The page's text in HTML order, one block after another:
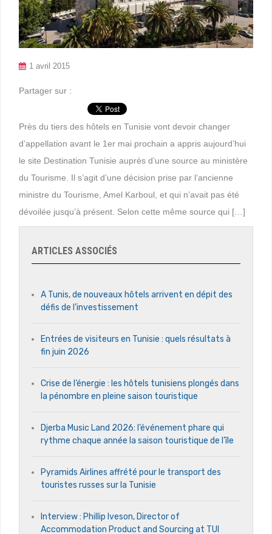
1 avril 2015
Partager sur :
Près du tiers des hôtels en Tunisie vont devoir changer
d’appellation avant le 1er mai prochain a appris aujourd’hui
le site Destination Tunisie auprès d’une source au ministère
du Tourisme. Il s’agit d’une décision prise par l’ancienne
ministre du Tourisme, Amel Karboul, et qui n’avait pas été
dévoilée jusqu’à présent. Selon cette même source qui […]
ARTICLES ASSOCIÉS
A Tunis, de nouveaux hôtels arrivent en dépit des
défis de l’investissement
Entrées de visiteurs en Tunisie : quels résultats à
fin juin 2026
Crise de l’énergie : les hôtels tunisiens plongés dans
la pénombre en pleine saison touristique
Djerba Music Land 2026: l’événement phare qui
rythme chaque année la saison touristique de l’île
Pyramids Airlines affrété pour le transport des
touristes russes sur la Tunisie
Interview : Phillip Iveson, Director of
Accommodation Product and Sourcing at TUI